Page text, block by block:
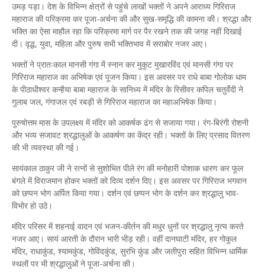
उमड़ पड़ा। देश के विभिन्न क्षेत्रों से पहुंचे लाखों भक्तों ने अपने आराध्य गिरिराज
महाराज की परिक्रमा कर पूजा-अर्चना की और सुख-समृद्धि की कामना की। श्रद्धा और
भक्ति का ऐसा माहौल रहा कि परिक्रमा मार्ग पर पैर रखने तक की जगह नहीं दिखाई
दी। वृद्ध, युवा, महिला और पुरुष सभी भक्तिभाव में सराबोर नजर आए।
भक्तों ने प्रातःकाल मानसी गंगा में स्नान कर मुकुट मुखारविंद एवं मानसी गंगा पर
गिरिराज महाराज का अभिषेक एवं पूजन किया। इस अवसर पर राधे बाबा गोलोक धाम
के पीठाधीश्वर कन्हैया बाबा महाराज के सानिध्य में मंदिर के रिसीवर कपिल चतुर्वेदी ने
गुलाब जल, गंगाजल एवं रबड़ी से गिरिराज महाराज का महाअभिषेक किया।
पुरुषोत्तम मास के उपलक्ष्य में मंदिर को आकर्षक ढंग से सजाया गया। रंग-बिरंगी रोशनी
और भव्य सजावट श्रद्धालुओं के आकर्षण का केंद्र रही। भक्तों के लिए प्रसाद वितरण
की भी व्यवस्था की गई।
सायंकाल ठाकुर जी ने रत्नों से सुशोभित पीले रंग की मनोहारी पोशाक धारण कर फूल
बंगले में विराजमान होकर भक्तों को दिव्य दर्शन दिए। इस अवसर पर गिरिराज भगवान
को छप्पन भोग अर्पित किया गया। दर्शन एवं छप्पन भोग के दर्शन कर श्रद्धालु भाव-
विभोर हो उठे।
मंदिर परिसर में शहनाई वादन एवं भजन-कीर्तन की मधुर धुनों पर श्रद्धालु नृत्य करते
नजर आए। सायं आरती के दौरान भारी भीड़ रही। वहीं दानघाटी मंदिर, हर गोकुल
मंदिर, राधाकुंड, श्यामकुंड, गोविंदकुंड, सुरभि कुंड और जतीपुरा सहित विभिन्न धार्मिक
स्थलों पर भी श्रद्धालुओं ने पूजा-अर्चना की।